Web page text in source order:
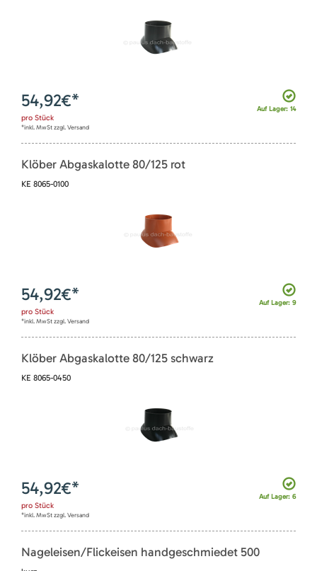
Auf Lager: 14
54,92€*
pro Stück
*inkl. MwSt zzgl. Versand
Klöber Abgaskalotte 80/125 rot
KE 8065-0100
Auf Lager: 9
54,92€*
pro Stück
*inkl. MwSt zzgl. Versand
Klöber Abgaskalotte 80/125 schwarz
KE 8065-0450
Auf Lager: 6
54,92€*
pro Stück
*inkl. MwSt zzgl. Versand
Nageleisen/Flickeisen handgeschmiedet 500